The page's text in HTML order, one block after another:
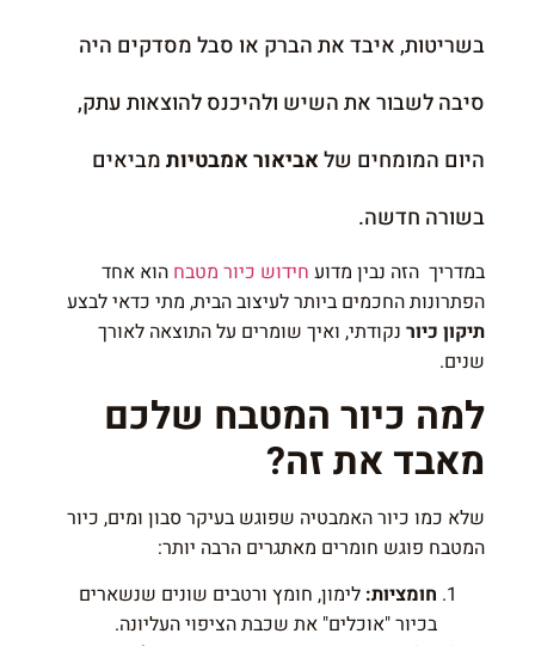
בשריטות, איבד את הברק או סבל מסדקים היה
סיבה לשבור את השיש ולהיכנס להוצאות עתק,
היום המומחים שלאביאור אמבטיותמביאים
בשורה חדשה.
במדריך הזה נבין מדוע חידוש כיור מטבחהוא אחד
הפתרונות החכמים ביותר לעיצוב הבית, מתי כדאי לבצע
תיקון כיורנקודתי, ואיך שומרים על התוצאה לאורך
שנים.
למה כיור המטבח שלכם
מאבד את זה?
שלא כמו כיור האמבטיה שפוגש בעיקר סבון ומים, כיור
המטבח פוגש חומרים מאתגרים הרבה יותר:
חומציות:לימון, חומץ ורטבים שונים שנשארים
בכיור "אוכלים" את שכבת הציפוי העליונה.